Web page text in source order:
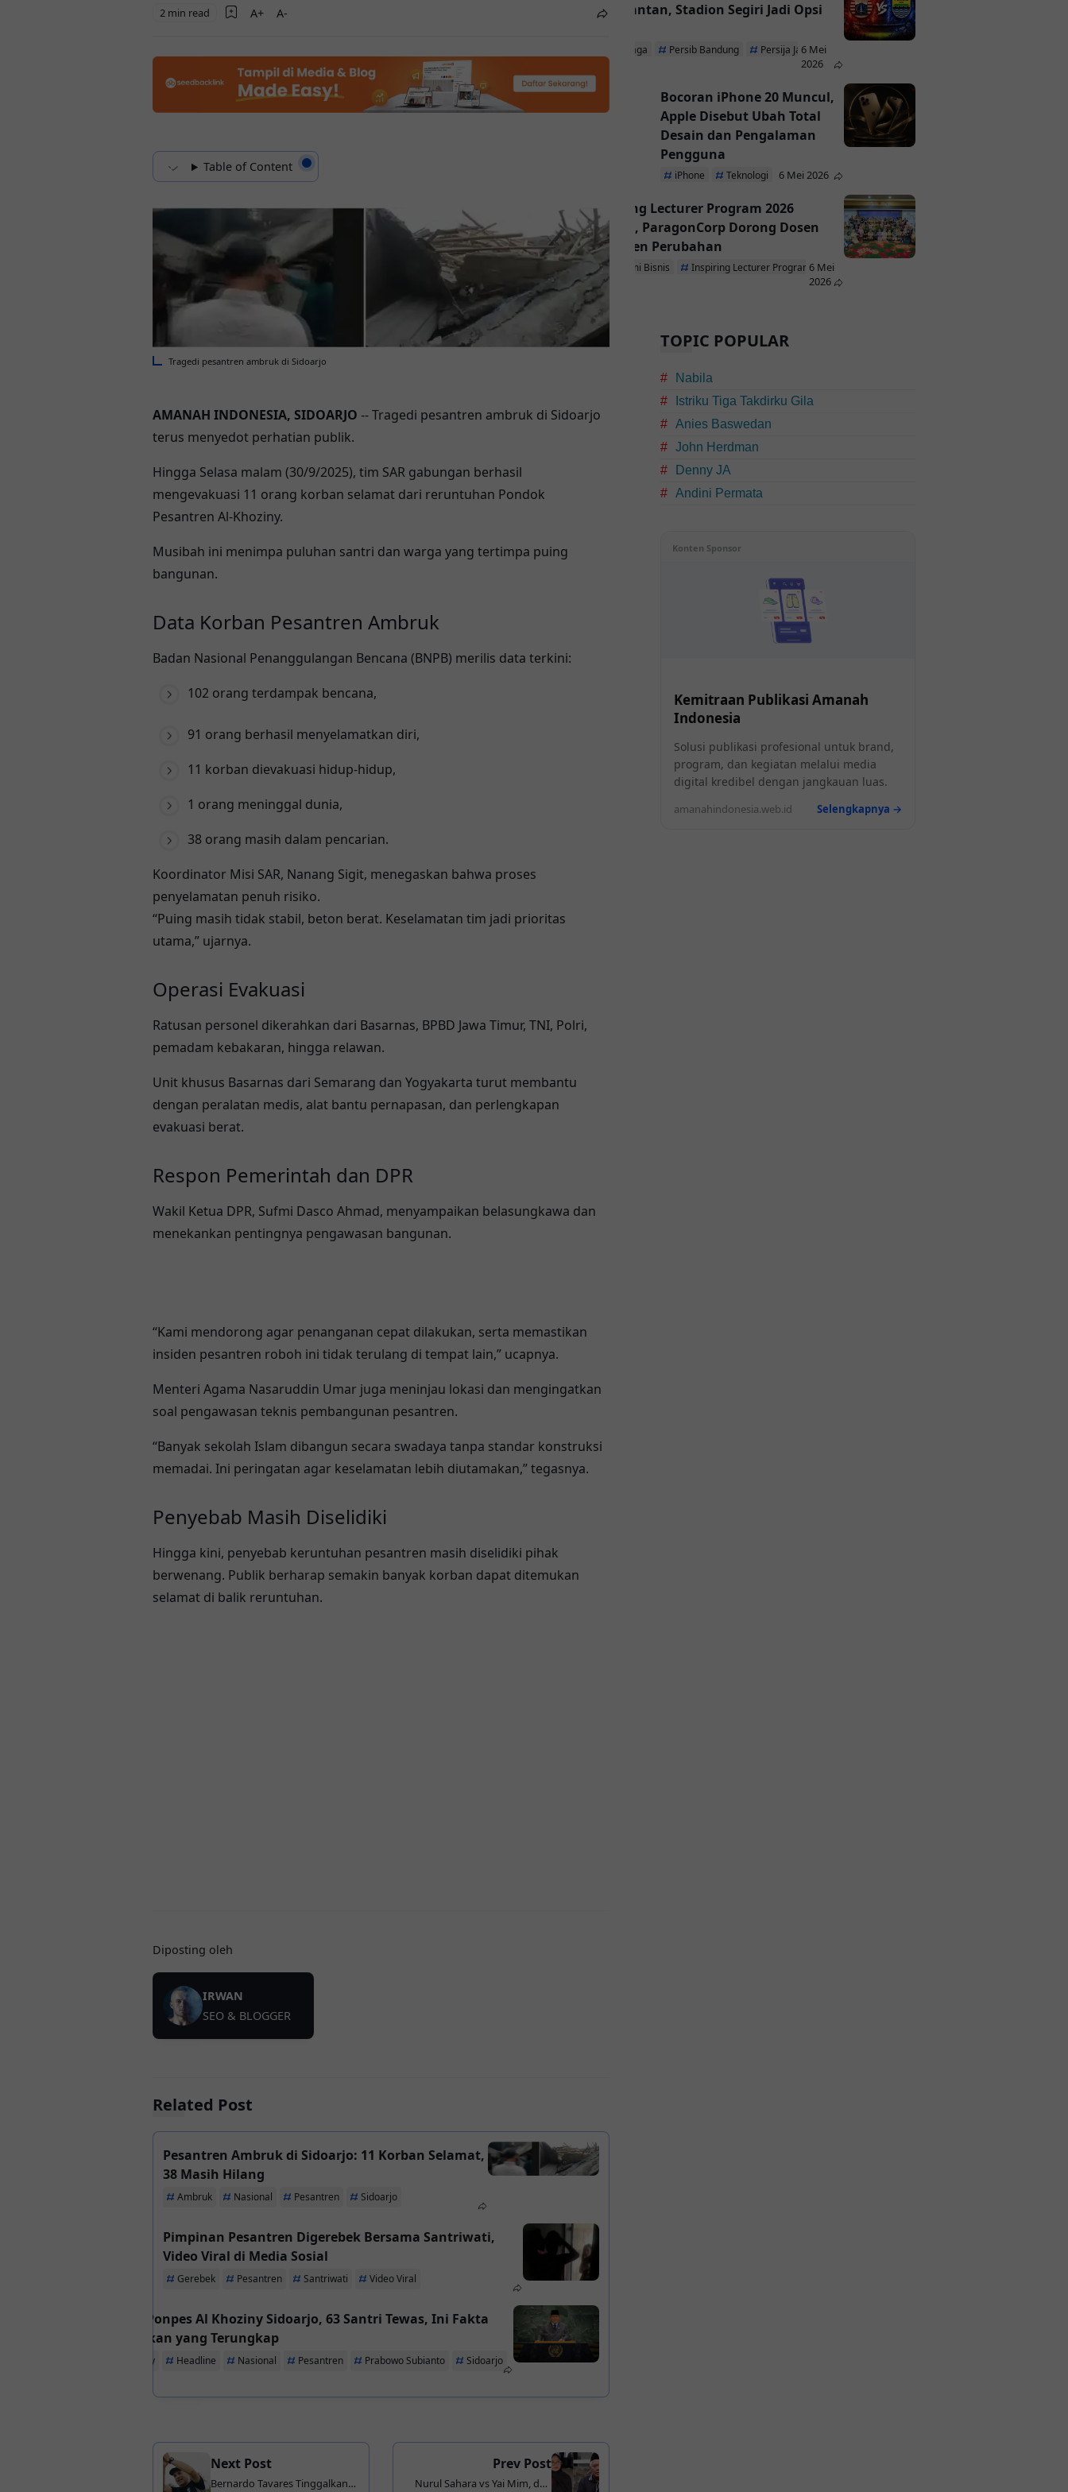
2 min read
Table of Content
Tragedi pesantren ambruk di Sidoarjo
AMANAH INDONESIA, SIDOARJO -- Tragedi pesantren ambruk di Sidoarjo
terus menyedot perhatian publik.
Hingga Selasa malam (30/9/2025), tim SAR gabungan berhasil
mengevakuasi 11 orang korban selamat dari reruntuhan Pondok
Pesantren Al-Khoziny.
Musibah ini menimpa puluhan santri dan warga yang tertimpa puing
bangunan.
Data Korban Pesantren Ambruk
Badan Nasional Penanggulangan Bencana (BNPB) merilis data terkini:
102 orang terdampak bencana,
91 orang berhasil menyelamatkan diri,
11 korban dievakuasi hidup-hidup,
1 orang meninggal dunia,
38 orang masih dalam pencarian.
Koordinator Misi SAR, Nanang Sigit, menegaskan bahwa proses
penyelamatan penuh risiko.
“Puing masih tidak stabil, beton berat. Keselamatan tim jadi prioritas
utama,” ujarnya.
Operasi Evakuasi
Ratusan personel dikerahkan dari Basarnas, BPBD Jawa Timur, TNI, Polri,
pemadam kebakaran, hingga relawan.
Unit khusus Basarnas dari Semarang dan Yogyakarta turut membantu
dengan peralatan medis, alat bantu pernapasan, dan perlengkapan
evakuasi berat.
Respon Pemerintah dan DPR
Wakil Ketua DPR, Sufmi Dasco Ahmad, menyampaikan belasungkawa dan
menekankan pentingnya pengawasan bangunan.
“Kami mendorong agar penanganan cepat dilakukan, serta memastikan
insiden pesantren roboh ini tidak terulang di tempat lain,” ucapnya.
Menteri Agama Nasaruddin Umar juga meninjau lokasi dan mengingatkan
soal pengawasan teknis pembangunan pesantren.
“Banyak sekolah Islam dibangun secara swadaya tanpa standar konstruksi
memadai. Ini peringatan agar keselamatan lebih diutamakan,” tegasnya.
Penyebab Masih Diselidiki
Hingga kini, penyebab keruntuhan pesantren masih diselidiki pihak
berwenang. Publik berharap semakin banyak korban dapat ditemukan
selamat di balik reruntuhan.
Diposting oleh
IRWAN
SEO & BLOGGER
Related Post
Pesantren Ambruk di Sidoarjo: 11 Korban Selamat,
38 Masih Hilang
Ambruk Nasional Pesantren Sidoarjo
Pimpinan Pesantren Digerebek Bersama Santriwati,
Video Viral di Media Sosial
Gerebek Pesantren Santriwati Video Viral
Insiden Ponpes Al Khoziny Sidoarjo, 63 Santri Tewas, Ini Fakta
Mengerikan yang Terungkap
Al Khoziny Headline Nasional Pesantren Prabowo Subianto Sidoarjo
Next Post
Bernardo Tavares Tinggalkan
Prev Post
Nurul Sahara vs Yai Mim, dari
Kalimantan, Stadion Segiri Jadi Opsi
Olahraga Persib Bandung Persija Jakarta
6 Mei
2026
Bocoran iPhone 20 Muncul,
Apple Disebut Ubah Total
Desain dan Pengalaman
Pengguna
iPhone Teknologi 6 Mei 2026
Inspiring Lecturer Program 2026
Dibuka, ParagonCorp Dorong Dosen
Jadi Agen Perubahan
Ekonomi Bisnis Inspiring Lecturer Program ParagonCorp
6 Mei
2026
TOPIC POPULAR
Nabila
Istriku Tiga Takdirku Gila
Anies Baswedan
John Herdman
Denny JA
Andini Permata
Konten Sponsor
Kemitraan Publikasi Amanah
Indonesia
Solusi publikasi profesional untuk brand,
program, dan kegiatan melalui media
digital kredibel dengan jangkauan luas.
amanahindonesia.web.id Selengkapnya →